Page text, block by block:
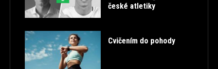
české atletiky
Cvičením do pohody